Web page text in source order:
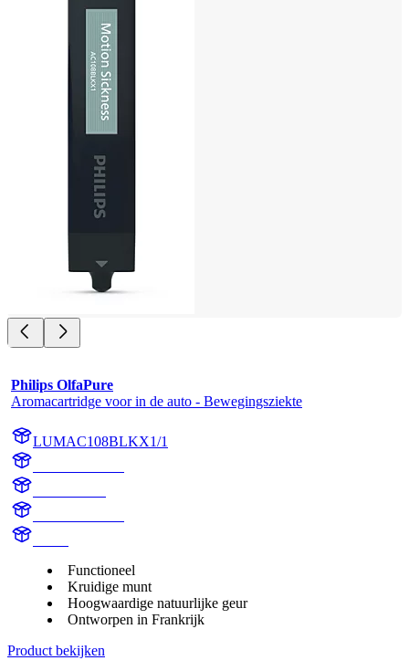
Philips OlfaPure
Aromacartridge voor in de auto - Bewegingsziekte
LUMAC108BLKX1/1
Functioneel
Kruidige munt
Hoogwaardige natuurlijke geur
Ontworpen in Frankrijk
Product bekijken